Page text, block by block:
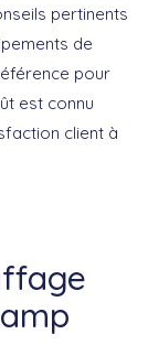
pertinents
de
pour
est connu
client à